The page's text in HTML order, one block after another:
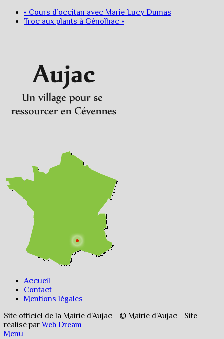
« Cours d’occitan avec Marie Lucy Dumas
Troc aux plants à Génolhac »
Accueil
Contact
Mentions légales
Site officiel de la Mairie d'Aujac - © Mairie d'Aujac - Site
réalisé parWeb Dream
Menu